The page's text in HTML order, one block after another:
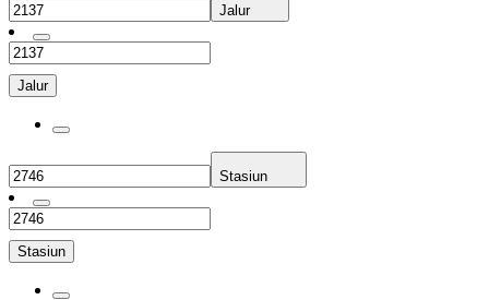
Jalur
Jalur
Stasiun
Stasiun